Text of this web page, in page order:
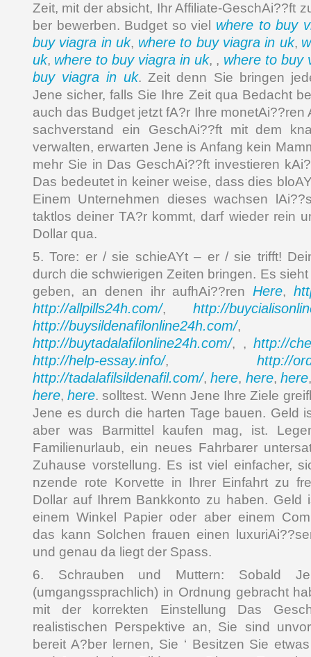
Zeit, mit der absicht, Ihr Affiliate-GeschAi??ft
ber bewerben. Budget so viel where to buy
buy viagra in uk, where to buy viagra in uk,
uk, where to buy viagra in uk, , where to buy
buy viagra in uk. Zeit denn Sie bringen
Jene sicher, falls Sie Ihre Zeit qua Bedacht
auch das Budget jetzt fA?r Ihre monetAi??ren
sachverstand ein GeschAi??ft mit dem
verwalten, erwarten Jene is Anfang kein
mehr Sie in Das GeschAi??ft investieren
Das bedeutet in keiner weise, dass dies
Einem Unternehmen dieses wachsen
taktlos deiner TA?r kommt, darf wieder rein
Dollar qua.
5. Tore: er / sie schieAYt – er / sie trifft!
durch die schwierigen Zeiten bringen. Es
geben, an denen ihr aufhAi??renHere,
http://allpills24h.com/, http://
http://buysildenafilonline24h.com/,
http://buytadalafilonline24h.com/, , http://
http://help-essay.info/, http://
http://tadalafilsildenafil.com/,here, here,here
here,here. solltest. Wenn Jene Ihre Ziele
Jene es durch die harten Tage bauen. Geld
aber was Barmittel kaufen mag, ist.
Familienurlaub, ein neues Fahrbarer
Zuhause vorstellung. Es ist viel einfacher,
nzende rote Korvette in Ihrer Einfahrt zu
Dollar auf Ihrem Bankkonto zu haben. Geld
einem Winkel Papier oder aber einem
das kann Solchen frauen einen
und genau da liegt der Spass.
6. Schrauben und Muttern: Sobald
(umgangssprachlich) in Ordnung gebracht
mit der korrekten Einstellung Das
realistischen Perspektive an, Sie sind
bereit A?ber lernen, Sie ‘ Besitzen Sie